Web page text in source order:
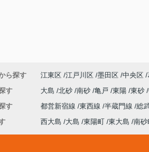
ら探す 江東区 江戸川区 墨田区 中央区
す
大島 北砂 南砂 亀戸 東陽 東砂
す
都営新宿線 東西線 半蔵門線 総
西大島 大島 東陽町 東大島 南砂